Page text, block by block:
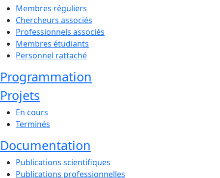
Membres réguliers
Chercheurs associés
Professionnels associés
Membres étudiants
Personnel rattaché
Programmation
Projets
En cours
Terminés
Documentation
Publications scientifiques
Publications professionnelles